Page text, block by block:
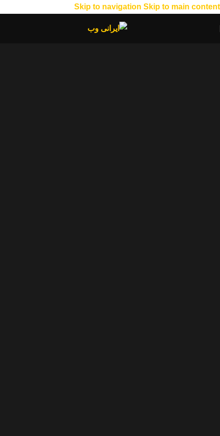
Skip to navigation Skip to main content